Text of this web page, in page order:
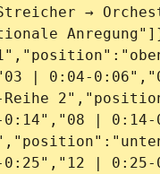
→
| 0:04-
|
|